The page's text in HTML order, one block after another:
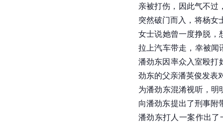
亲被打伤，因此气不过
突然破门而入，将杨女
女士说她曾一度挣脱，
拉上汽车带走，幸被闻
潘劲东因率众入室殴打
劲东的父亲潘英俊发表
为潘劲东混淆视听，
向潘劲东提出了刑事附
潘劲东打人一案作出